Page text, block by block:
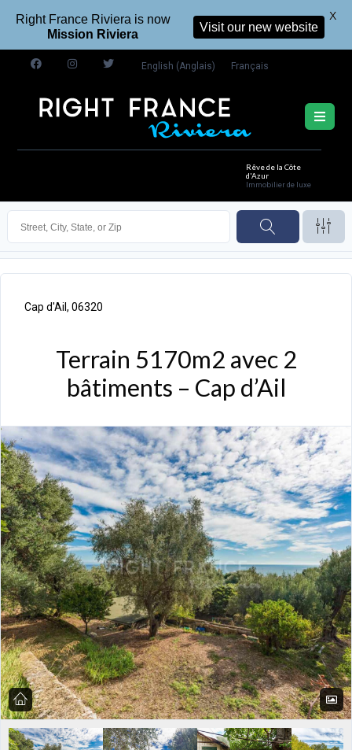
English (Anglais) Français
Rêve de la Côte
d'Azur
Immobilier de luxe
Cap d'Ail, 06320
Terrain 5170m2 avec 2
bâtiments – Cap d’Ail
Right France Riviera is now
Mission Riviera
Visit our new website
X